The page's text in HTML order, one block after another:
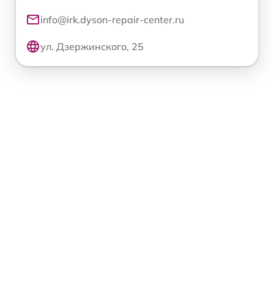
info@irk.dyson-repair-center.ru
ул. Дзержинского, 25